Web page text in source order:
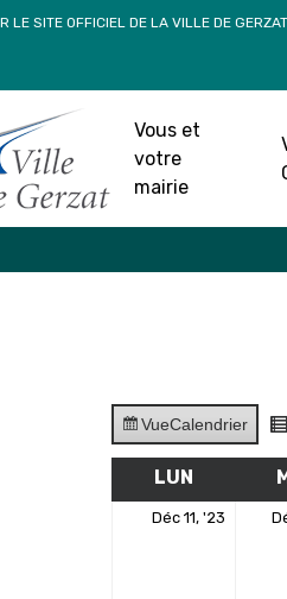
LE SITE OFFICIEL DE LA VILLE DE GERZAT
Vous et
votre
mairie
VueCalendrier
LUN
Déc 11, '23